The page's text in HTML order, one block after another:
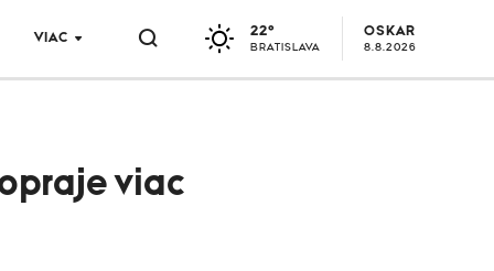
VIAC 22°
BRATISLAVA
OSKAR
8.8.2026
viac